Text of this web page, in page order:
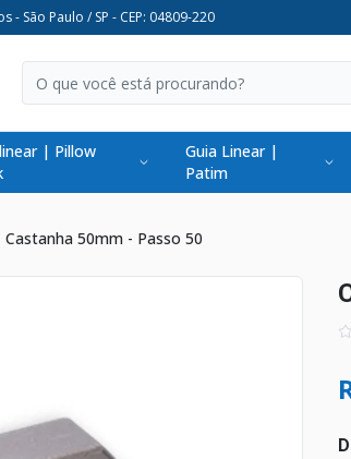
São Paulo / SP - CEP: 04809-220
| Pillow
Guia Linear |
Patim
Castanha 50mm - Passo 50